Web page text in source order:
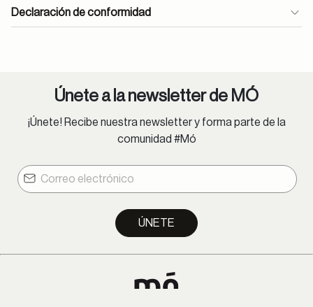
atencioncliente@moperu.com
Lentes oftálmicos:
Lima Metropolitana: 1-9 días hábiles.
Provincia: 2-13 días hábiles.
Declaración de conformidad
Únete a la newsletter de MÓ
¡Únete! Recibe nuestra newsletter y forma parte de la
comunidad #Mó
ÚNETE